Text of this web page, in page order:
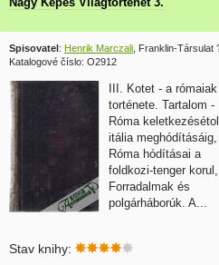
Spisovatel : Henrik Marczali, Franklin-Társulat
Katalogové číslo: O2912
III. Kotet - a rómaiak
torténete. Tartalom -
Róma keletkezésétol
itália meghódításáig,
Róma hódításai a
foldkozi-tenger korul,
Forradalmak és
polgárháborúk. A...
Stav knihy: